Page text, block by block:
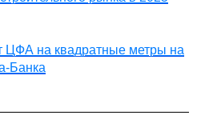
ЦФА на квадратные метры на
Банка